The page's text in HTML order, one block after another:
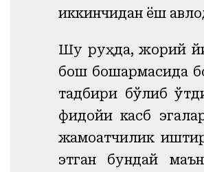
иккинчидан ёш
Шу руҳда, жорий
бош бошқармасида
тадбири бўлиб
фидойи касб
жамоатчилик
этган бундай